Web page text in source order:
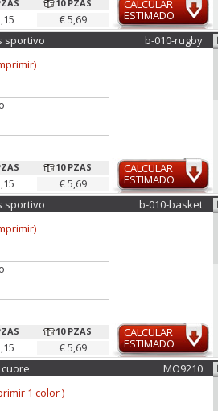
10 PZAS
€ 5,69
CALCULAR
ESTIMADO
sportivo b-010-rugby
10 PZAS
€ 5,69
CALCULAR
ESTIMADO
sportivo b-010-basket
10 PZAS
€ 5,69
CALCULAR
ESTIMADO
MO9210
1 color )